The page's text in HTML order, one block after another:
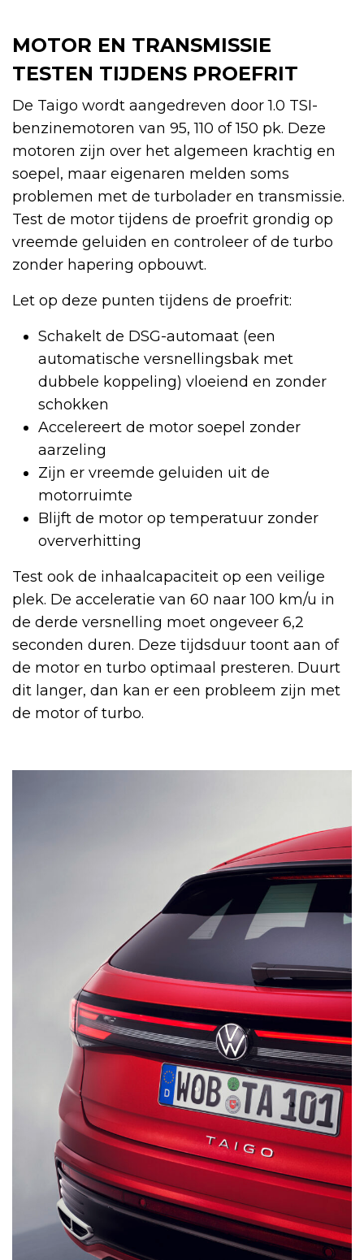
MOTOR EN TRANSMISSIE
TESTEN TIJDENS PROEFRIT
De Taigo wordt aangedreven door 1.0 TSI-
benzinemotoren van 95, 110 of 150 pk. Deze
motoren zijn over het algemeen krachtig en
soepel, maar eigenaren melden soms
problemen met de turbolader en transmissie.
Test de motor tijdens de proefrit grondig op
vreemde geluiden en controleer of de turbo
zonder hapering opbouwt.
Let op deze punten tijdens de proefrit:
Schakelt de DSG-automaat (een
automatische versnellingsbak met
dubbele koppeling) vloeiend en zonder
schokken
Accelereert de motor soepel zonder
aarzeling
Zijn er vreemde geluiden uit de
motorruimte
Blijft de motor op temperatuur zonder
oververhitting
Test ook de inhaalcapaciteit op een veilige
plek. De acceleratie van 60 naar 100 km/u in
de derde versnelling moet ongeveer 6,2
seconden duren. Deze tijdsduur toont aan of
de motor en turbo optimaal presteren. Duurt
dit langer, dan kan er een probleem zijn met
de motor of turbo.